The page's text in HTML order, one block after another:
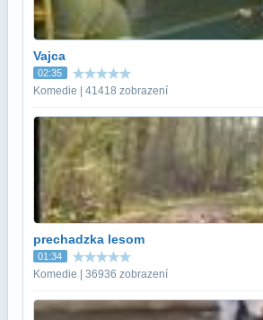
Vajca
02:35
Komedie | 41418 zobrazení
prechadzka lesom
01:34
Komedie | 36936 zobrazení